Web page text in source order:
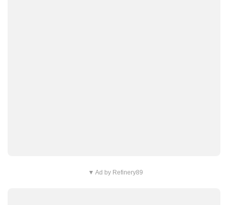
▼ Ad by Refinery89